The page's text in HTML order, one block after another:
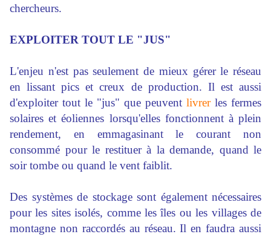
chercheurs.
EXPLOITER TOUT LE "JUS"
L'enjeu n'est pas seulement de mieux gérer le réseau
en lissant pics et creux de production. Il est aussi
d'exploitertout le "jus" que peuvent livrerles fermes
solaires et éoliennes lorsqu'elles fonctionnent à plein
rendement, en emmagasinant le courant non
consommé pour le restituerà la demande, quand le
soir tombe ou quand le vent faiblit.
Des systèmes de stockage sont également nécessaires
pour les sites isolés, comme les îles ou les villages de
montagne non raccordés au réseau. Il en faudra aussi